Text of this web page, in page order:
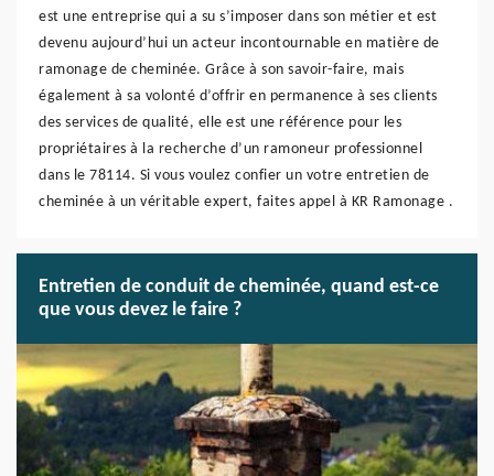
est une entreprise qui a su s’imposer dans son métier et est
devenu aujourd’hui un acteur incontournable en matière de
ramonage de cheminée. Grâce à son savoir-faire, mais
également à sa volonté d’offrir en permanence à ses clients
des services de qualité, elle est une référence pour les
propriétaires à la recherche d’un ramoneur professionnel
dans le 78114. Si vous voulez confier un votre entretien de
cheminée à un véritable expert, faites appel à KR Ramonage .
Entretien de conduit de cheminée, quand est-ce
que vous devez le faire ?